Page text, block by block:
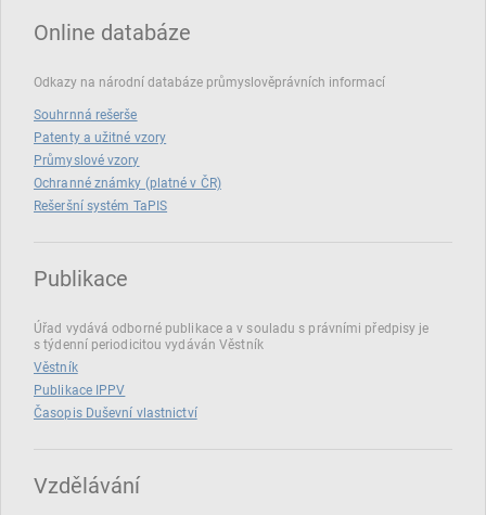
Online databáze
Odkazy na národní databáze průmyslověprávních informací
Souhrnná rešerše
Patenty a užitné vzory
Průmyslové vzory
Ochranné známky (platné v ČR)
Rešeršní systém TaPIS
Publikace
Úřad vydává odborné publikace a v souladu s právními předpisy je
s týdenní periodicitou vydáván Věstník
Věstník
Publikace IPPV
Časopis Duševní vlastnictví
Vzdělávání